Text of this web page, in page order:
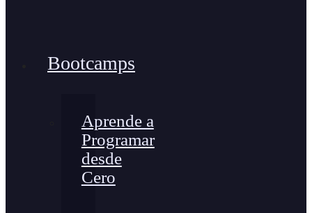
Bootcamps
Aprende a
Programar
desde
Cero